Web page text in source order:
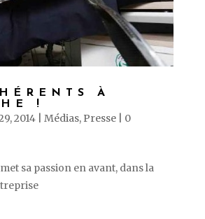
À
!
2014| Médias, Presse| 0
sa passion en avant, dans la